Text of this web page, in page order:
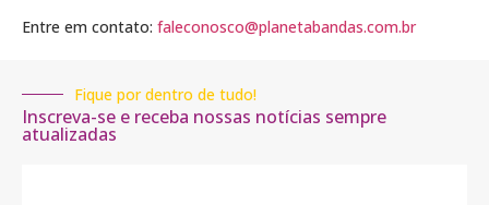
Entre em contato: faleconosco@planetabandas.com.br
Fique por dentro de tudo!
Inscreva-se e receba nossas notícias sempre
atualizadas